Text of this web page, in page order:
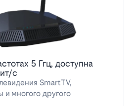
5 Ггц, доступна
с
SmartTV,
и многого другого